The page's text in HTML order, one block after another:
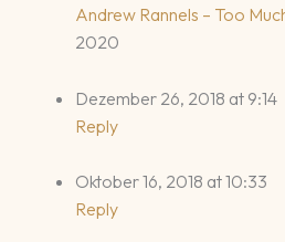
Andrew Rannels – Too
2020
Dezember 26, 2018 at 9:14
Reply
Oktober 16, 2018 at 10:33
Reply